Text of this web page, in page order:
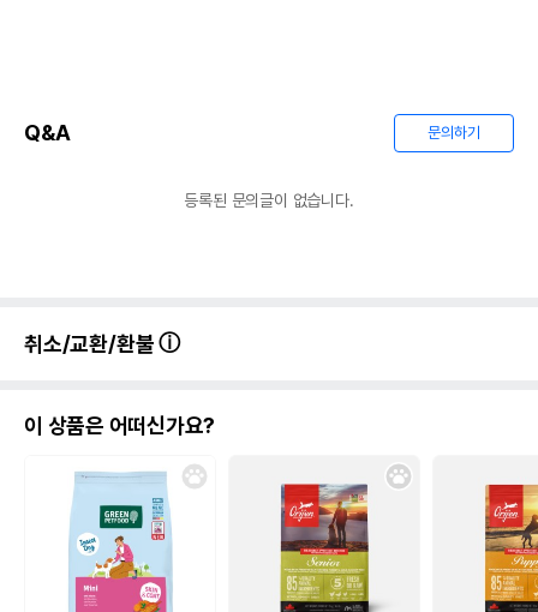
품명 및 모델명 에코펫위드 양면방수 배변보조매트 L
법에 의한 인증,허가 등을
받았음을 확인할수 있는
경우 그에 대한 사항
상세페이지 참조
Q&A 문의하기
등록된 문의글이 없습니다.
취소/교환/환불
이 상품은 어떠신가요?